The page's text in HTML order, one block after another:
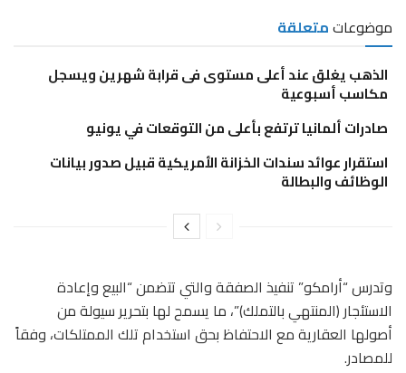
موضوعاتمتعلقة
الذهب يغلق عند أعلى مستوى فى قرابة شهرين ويسجل
مكاسب أسبوعية
صادرات ألمانيا ترتفع بأعلى من التوقعات في يونيو
استقرار عوائد سندات الخزانة الأمريكية قبيل صدور بيانات
الوظائف والبطالة
وتدرس “أرامكو” تنفيذ الصفقة والتي تتضمن “البيع وإعادة
الاستئجار (المنتهي بالتملك)”، ما يسمح لها بتحرير سيولة من
أصولها العقارية مع الاحتفاظ بحق استخدام تلك الممتلكات، وفقاً
للمصادر.